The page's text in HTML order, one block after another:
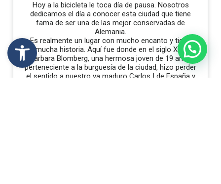
Abrir barra de herramientas
Hoy a la bicicleta le toca día de pausa. Nosotros
dedicamos el día a conocer esta ciudad que tiene
fama de ser una de las mejor conservadas de
Alemania.
Es realmente un lugar con mucho encanto y tiene
mucha historia. Aquí fue donde en el siglo XVI,
Barbara Blomberg, una hermosa joven de 19 años
perteneciente a la burguesía de la ciudad, hizo perder
el sentido a nuestro ya maduro Carlos I de España y